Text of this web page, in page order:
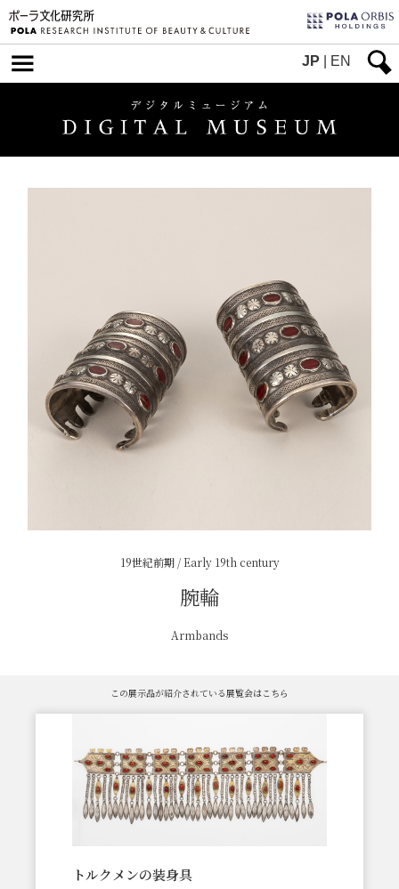
JP EN
19世紀前期 / Early 19th century
腕輪
Armbands
この展示品が紹介されている展覧会はこちら
トルクメンの装身具